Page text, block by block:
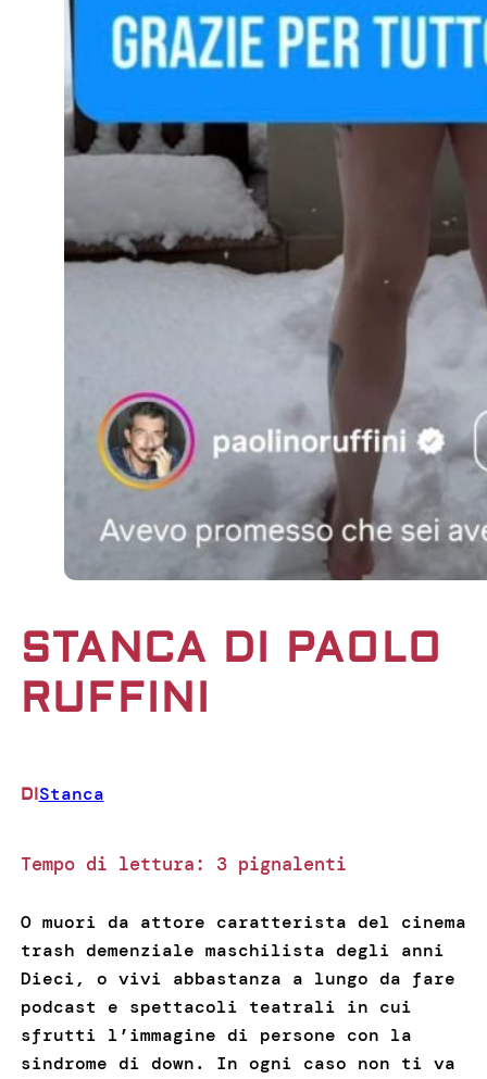
STANCA DI PAOLO
RUFFINI
DIStanca
Tempo di lettura: 3 pignalenti
O muori da attore caratterista del cinema
trash demenziale maschilista degli anni
Dieci, o vivi abbastanza a lungo da fare
podcast e spettacoli teatrali in cui
sfrutti l’immagine di persone con la
sindrome di down. In ogni caso non ti va